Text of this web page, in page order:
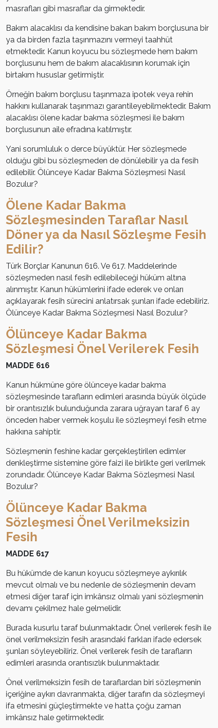
masrafları gibi masraflar da girmektedir.
Bakım alacaklısı da kendisine bakan bakım borçlusuna bir
ya da birden fazla taşınmazını vermeyi taahhüt
etmektedir. Kanun koyucu bu sözleşmede hem bakım
borçlusunu hem de bakım alacaklısının korumak için
birtakım hususlar getirmiştir.
Örneğin bakım borçlusu taşınmaza ipotek veya rehin
hakkını kullanarak taşınmazı garantileyebilmektedir. Bakım
alacaklısı ölene kadar bakma sözleşmesi ile bakım
borçlusunun aile efradına katılmıştır.
Yani sorumluluk o derce büyüktür. Her sözleşmede
olduğu gibi bu sözleşmeden de dönülebilir ya da fesih
edilebilir. Ölünceye Kadar Bakma Sözleşmesi Nasıl
Bozulur?
Ölene Kadar Bakma
Sözleşmesinden Taraflar Nasıl
Döner ya da Nasıl Sözleşme Fesih
Edilir?
Türk Borçlar Kanunun 616. Ve 617. Maddelerinde
sözleşmeden nasıl fesih edilebileceği hüküm altına
alınmıştır. Kanun hükümlerini ifade ederek ve onları
açıklayarak fesih sürecini anlatırsak şunları ifade edebiliriz.
Ölünceye Kadar Bakma Sözleşmesi Nasıl Bozulur?
Ölünceye Kadar Bakma
Sözleşmesi Önel Verilerek Fesih
MADDE 616
Kanun hükmüne göre ölünceye kadar bakma
sözleşmesinde tarafların edimleri arasında büyük ölçüde
bir orantısızlık bulunduğunda zarara uğrayan taraf 6 ay
önceden haber vermek koşulu ile sözleşmeyi fesih etme
hakkına sahiptir.
Sözleşmenin feshine kadar gerçekleştirilen edimler
denkleştirme sistemine göre faizi ile birlikte geri verilmek
zorundadır. Ölünceye Kadar Bakma Sözleşmesi Nasıl
Bozulur?
Ölünceye Kadar Bakma
Sözleşmesi Önel Verilmeksizin
Fesih
MADDE 617
Bu hükümde de kanun koyucu sözleşmeye aykırılık
mevcut olmalı ve bu nedenle de sözleşmenin devam
etmesi diğer taraf için imkânsız olmalı yani sözleşmenin
devamı çekilmez hale gelmelidir.
Burada kusurlu taraf bulunmaktadır. Önel verilerek fesih ile
önel verilmeksizin fesih arasındaki farkları ifade edersek
şunları söyleyebiliriz. Önel verilerek fesih de tarafların
edimleri arasında orantısızlık bulunmaktadır.
Önel verilmeksizin fesih de taraflardan biri sözleşmenin
içeriğine aykırı davranmakta, diğer tarafın da sözleşmeyi
ifa etmesini güçleştirmekte ve hatta çoğu zaman
imkânsız hale getirmektedir.